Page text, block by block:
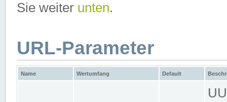
Sie weiter unten.
URL-Parameter
Name Wertumfang Default